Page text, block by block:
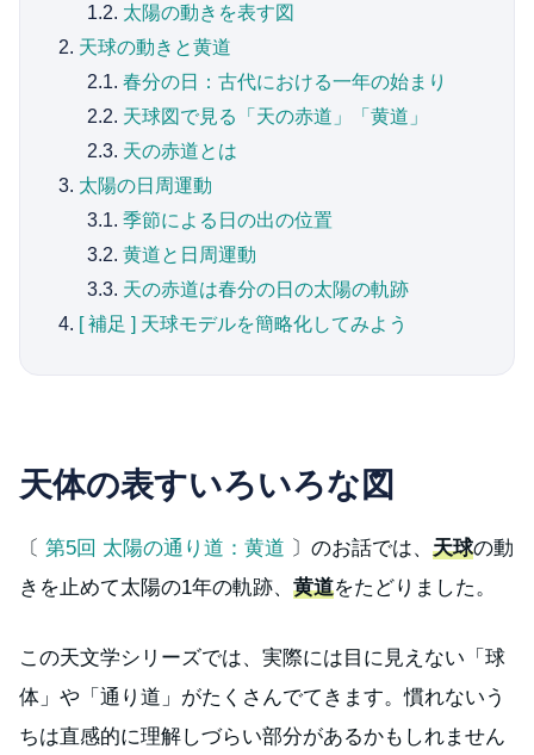
1.2. 太陽の動きを表す図
2. 天球の動きと黄道
2.1. 春分の日：古代における一年の始まり
2.2. 天球図で見る「天の赤道」「黄道」
2.3. 天の赤道とは
3. 太陽の日周運動
3.1. 季節による日の出の位置
3.2. 黄道と日周運動
3.3. 天の赤道は春分の日の太陽の軌跡
4. [ 補足 ] 天球モデルを簡略化してみよう
天体の表すいろいろな図
〔 第5回 太陽の通り道：黄道 〕のお話では、 天球の動
きを止めて太陽の1年の軌跡、 黄道をたどりました。
この天文学シリーズでは、実際には目に見えない「球
体」や「通り道」がたくさんでてきます。慣れないう
ちは直感的に理解しづらい部分があるかもしれません